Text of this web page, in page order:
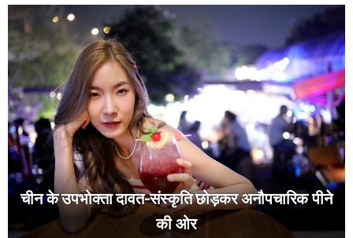
चीन के उपभोक्ता दावत-संस्कृति छोड़कर अनौपचारिक पीने
की ओर